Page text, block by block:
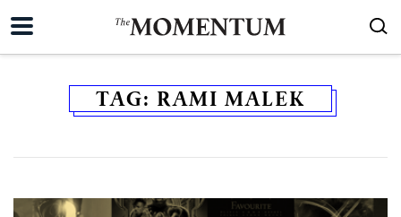
TAG: RAMI MALEK